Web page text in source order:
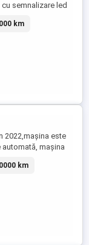
semnalizare led
*Camera 360 +
Interior cu scaune
* Speed
limita viteza
km
2022,maşina este
maşina
km